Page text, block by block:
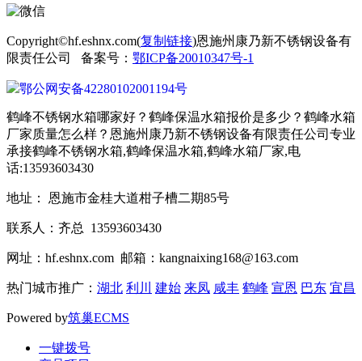
Copyright©hf.eshnx.com(复制链接)恩施州康乃新不锈钢设备有
限责任公司 备案号： 鄂ICP备20010347号-1
鄂公网安备42280102001194号
鹤峰不锈钢水箱哪家好？鹤峰保温水箱报价是多少？鹤峰水箱
厂家质量怎么样？恩施州康乃新不锈钢设备有限责任公司专业
承接鹤峰不锈钢水箱,鹤峰保温水箱,鹤峰水箱厂家,电
话:13593603430
地址： 恩施市金桂大道柑子槽二期85号
联系人：齐总 13593603430
网址：hf.eshnx.com 邮箱：kangnaixing168@163.com
热门城市推广： 湖北 利川 建始 来凤 咸丰 鹤峰 宣恩 巴东 宜昌
Powered by筑巢ECMS
一键拨号